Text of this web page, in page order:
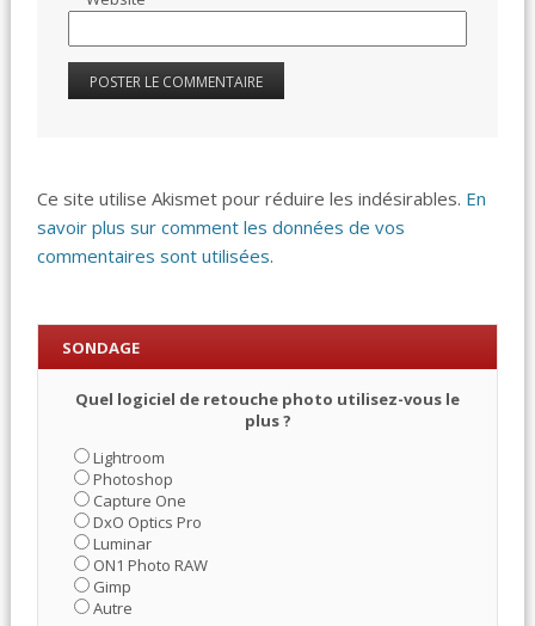
Ce site utilise Akismet pour réduire les indésirables. En
savoir plus sur comment les données de vos
commentaires sont utilisées.
SONDAGE
Quel logiciel de retouche photo utilisez-vous le
plus ?
Lightroom
Photoshop
Capture One
DxO Optics Pro
Luminar
ON1 Photo RAW
Gimp
Autre